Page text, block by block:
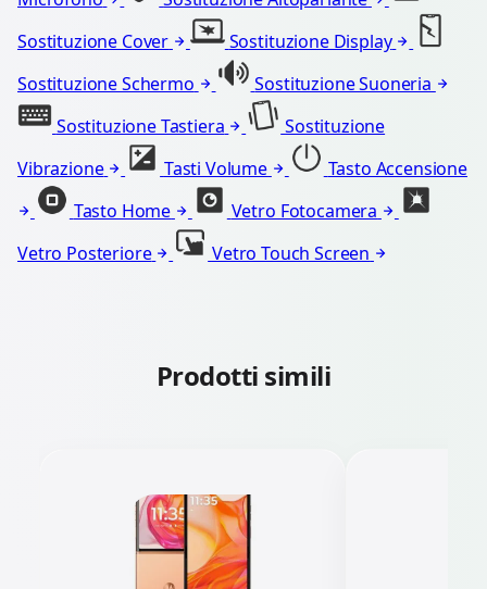
Sostituzione Cover
Sostituzione Display
Sostituzione Schermo
Sostituzione Suoneria
Sostituzione Tastiera
Sostituzione
Vibrazione
Tasti Volume
Tasto Accensione
Tasto Home
Vetro Fotocamera
Vetro Posteriore
Vetro Touch Screen
Prodotti simili